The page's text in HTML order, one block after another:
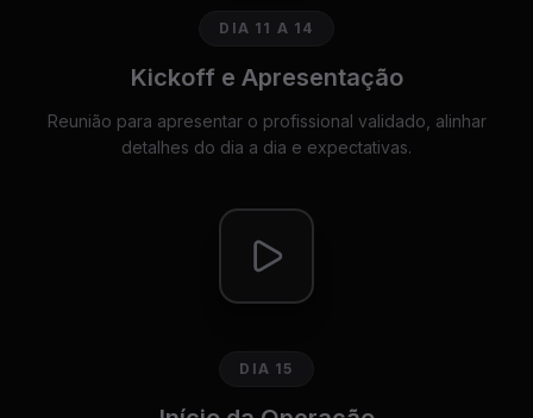
DIA 11 A 14
Kickoff e Apresentação
Reunião para apresentar o profissional validado, alinhar
detalhes do dia a dia e expectativas.
DIA 15